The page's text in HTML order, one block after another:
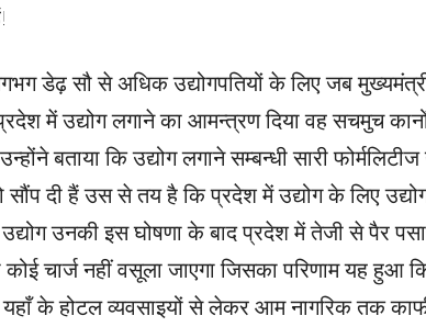
डेढ़ सौ से अधिक उद्योगपतियों के लिए जब
में उद्योग लगाने का आमन्त्रण दिया वह सचमुच
बताया कि उद्योग लगाने सम्बन्धी सारी
सौंप दी हैं उस से तय है कि प्रदेश में उद्योग के लिए
उनकी इस घोषणा के बाद प्रदेश में तेजी से पैर
चार्ज नहीं वसूला जाएगा जिसका परिणाम यह हुआ
के होटल व्यवसाइयों से लेकर आम नागरिक तक काफी